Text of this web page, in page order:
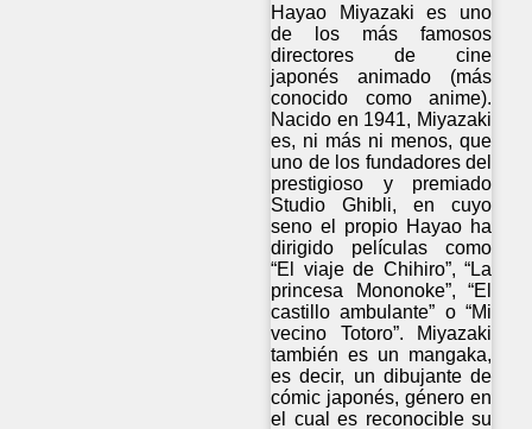
Hayao Miyazaki es uno
de los más famosos
directores de cine
japonés animado (más
conocido como anime).
Nacido en 1941, Miyazaki
es, ni más ni menos, que
uno de los fundadores del
prestigioso y premiado
Studio Ghibli, en cuyo
seno el propio Hayao ha
dirigido películas como
“El viaje de Chihiro”, “La
princesa Mononoke”, “El
castillo ambulante” o “Mi
vecino Totoro”. Miyazaki
también es un mangaka,
es decir, un dibujante de
cómic japonés, género en
el cual es reconocible su